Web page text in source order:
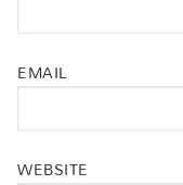
EMAIL
WEBSITE